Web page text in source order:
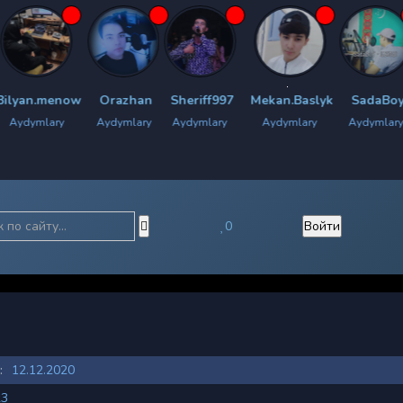
Orazhan
Aydymlary
Sheriff997
Aydymlary
Mekan.Baslyk
Aydymlary
SadaBoy
Aydymlary
0 Войти
12.12.2020